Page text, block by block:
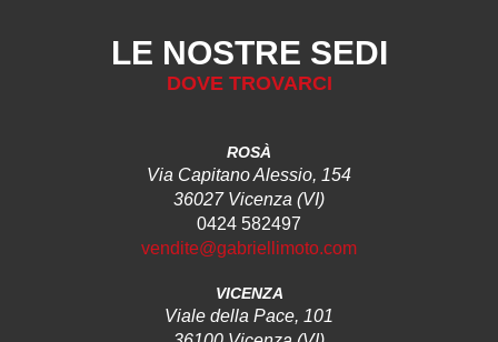
LE NOSTRE SEDI
DOVE TROVARCI
ROSÀ
Via Capitano Alessio, 154
36027 Vicenza (VI)
0424 582497
vendite@gabriellimoto.com
VICENZA
Viale della Pace, 101